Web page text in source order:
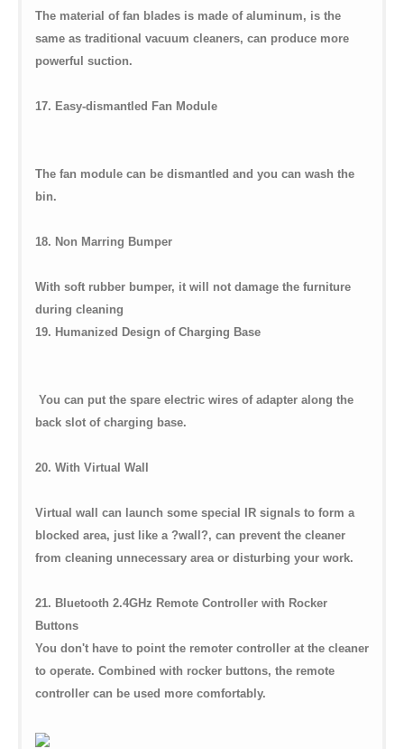
The material of fan blades is made of aluminum, is the
same as traditional vacuum cleaners, can produce more
powerful suction.
17. Easy-dismantled Fan Module
The fan module can be dismantled and you can wash the
bin.
18. Non Marring Bumper
With soft rubber bumper, it will not damage the furniture
during cleaning
19. Humanized Design of Charging Base
You can put the spare electric wires of adapter along the
back slot of charging base.
20. With Virtual Wall
Virtual wall can launch some special IR signals to form a
blocked area, just like a ?wall?, can prevent the cleaner
from cleaning unnecessary area or disturbing your work.
21. Bluetooth 2.4GHz Remote Controller with Rocker
Buttons
You don't have to point the remoter controller at the cleaner
to operate. Combined with rocker buttons, the remote
controller can be used more comfortably.